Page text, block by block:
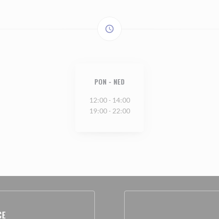
access_time
PON - NED
12:00 - 14:00
19:00 - 22:00